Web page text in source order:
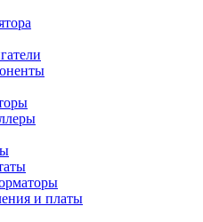
и платы